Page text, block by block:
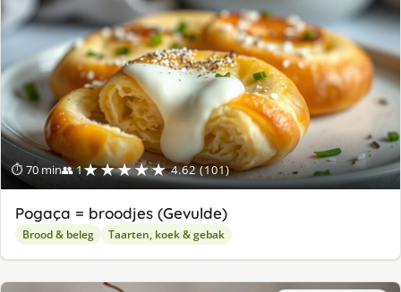
⏱ 70 min👥 1★★★★★ 4.62 (101)
Pogaça = broodjes (Gevulde)
Brood & beleg Taarten, koek & gebak